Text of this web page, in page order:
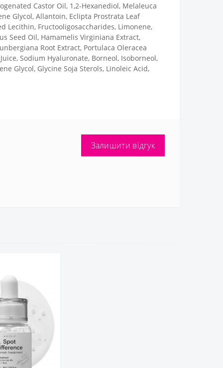
Castor Oil, 1,2-Hexanediol, Melaleuca
Glycol, Allantoin, Eclipta Prostrata Leaf
Lecithin, Fructooligosaccharides, Limonene,
Seed Oil, Hamamelis Virginiana Extract,
Root Extract, Portulaca Oleracea
Sodium Hyaluronate, Borneol, Isoborneol,
Glycol, Glycine Soja Sterols, Linoleic Acid,
Залишити відгук